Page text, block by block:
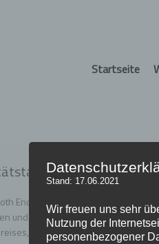
Startseite
Bosch Rexroth
Ende April hatten die
und konnte Fragen rund um die
Ganna Kravchenko, eine
Stand: 17.06.2021
Wir freuen uns sehr
Nutzung der
personenbezogener